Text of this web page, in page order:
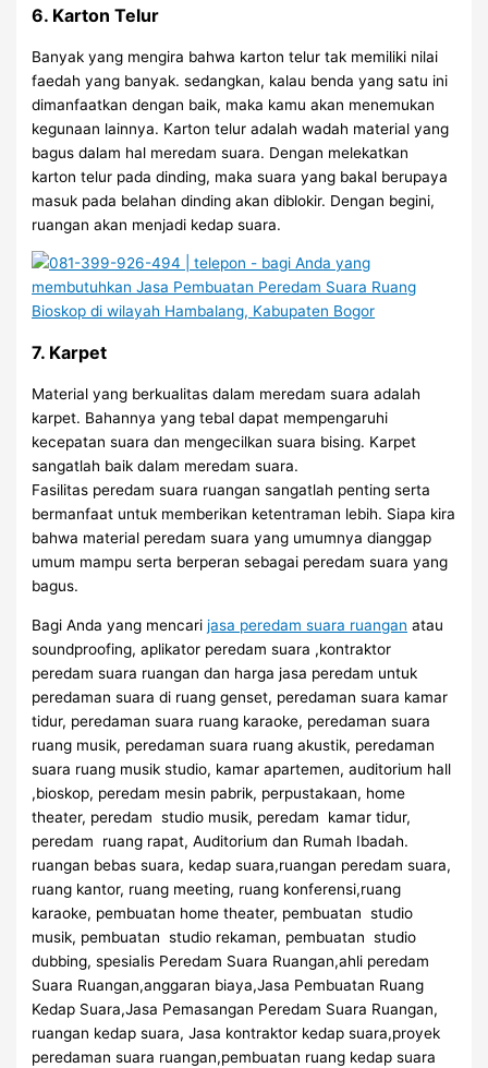
6. Karton Telur
Banyak yang mengira bahwa karton telur tak memiliki nilai
faedah yang banyak. sedangkan, kalau benda yang satu ini
dimanfaatkan dengan baik, maka kamu akan menemukan
kegunaan lainnya. Karton telur adalah wadah material yang
bagus dalam hal meredam suara. Dengan melekatkan
karton telur pada dinding, maka suara yang bakal berupaya
masuk pada belahan dinding akan diblokir. Dengan begini,
ruangan akan menjadi kedap suara.
7. Karpet
Material yang berkualitas dalam meredam suara adalah
karpet. Bahannya yang tebal dapat mempengaruhi
kecepatan suara dan mengecilkan suara bising. Karpet
sangatlah baik dalam meredam suara.
Fasilitas peredam suara ruangan sangatlah penting serta
bermanfaat untuk memberikan ketentraman lebih. Siapa kira
bahwa material peredam suara yang umumnya dianggap
umum mampu serta berperan sebagai peredam suara yang
bagus.
Bagi Anda yang mencarijasa peredam suara ruangan atau
soundproofing, aplikator peredam suara ,kontraktor
peredam suara ruangan dan harga jasa peredam untuk
peredaman suara di ruang genset, peredaman suara kamar
tidur, peredaman suara ruang karaoke, peredaman suara
ruang musik, peredaman suara ruang akustik, peredaman
suara ruang musik studio, kamar apartemen, auditorium hall
,bioskop, peredam mesin pabrik, perpustakaan, home
theater, peredam studio musik, peredam kamar tidur,
peredam ruang rapat, Auditorium dan Rumah Ibadah.
ruangan bebas suara, kedap suara,ruangan peredam suara,
ruang kantor, ruang meeting, ruang konferensi,ruang
karaoke, pembuatan home theater, pembuatan studio
musik, pembuatan studio rekaman, pembuatan studio
dubbing, spesialis Peredam Suara Ruangan,ahli peredam
Suara Ruangan,anggaran biaya,Jasa Pembuatan Ruang
Kedap Suara,Jasa Pemasangan Peredam Suara Ruangan,
ruangan kedap suara, Jasa kontraktor kedap suara,proyek
peredaman suara ruangan,pembuatan ruang kedap suara